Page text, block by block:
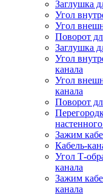
Заглушка
Угол
Угол
Поворот
Заглушка
Угол
канала
Угол
канала
Поворот
Зажим
Кабель-
Угол Т-
канала
Зажим
канала